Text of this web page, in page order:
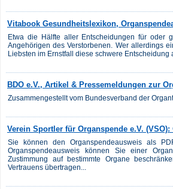
Vitabook Gesundheitslexikon,
Etwa die Hälfte aller Entscheidungen für oder
Angehörigen des Verstorbenen. Wer allerdings
Liebsten im Ernstfall diese schwere Entscheidung
BDO e.V., Artikel & Pressemeldungen zur
Zusammengestellt vom Bundesverband der
Verein Sportler für Organspende e.V.
Sie können den Organspendeausweis als
Organspendeausweis können Sie einer
Zustimmung auf bestimmte Organe
Vertrauens übertragen...